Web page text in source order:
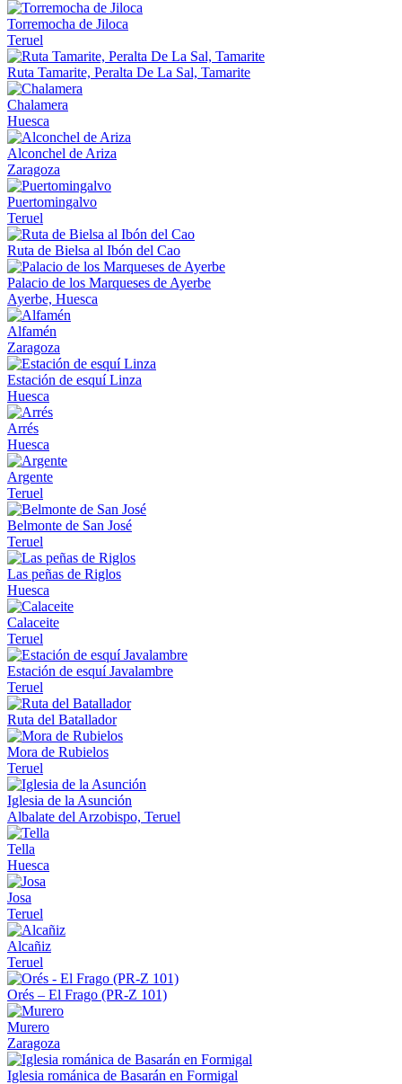
Torremocha de Jiloca
Teruel
Ruta Tamarite, Peralta De La Sal, Tamarite
Chalamera
Huesca
Alconchel de Ariza
Zaragoza
Puertomingalvo
Teruel
Ruta de Bielsa al Ibón del Cao
Palacio de los Marqueses de Ayerbe
Ayerbe, Huesca
Alfamén
Zaragoza
Estación de esquí Linza
Huesca
Arrés
Huesca
Argente
Teruel
Belmonte de San José
Teruel
Las peñas de Riglos
Huesca
Calaceite
Teruel
Estación de esquí Javalambre
Teruel
Ruta del Batallador
Mora de Rubielos
Teruel
Iglesia de la Asunción
Albalate del Arzobispo, Teruel
Tella
Huesca
Josa
Teruel
Alcañiz
Teruel
Orés – El Frago (PR-Z 101)
Murero
Zaragoza
Iglesia románica de Basarán en Formigal